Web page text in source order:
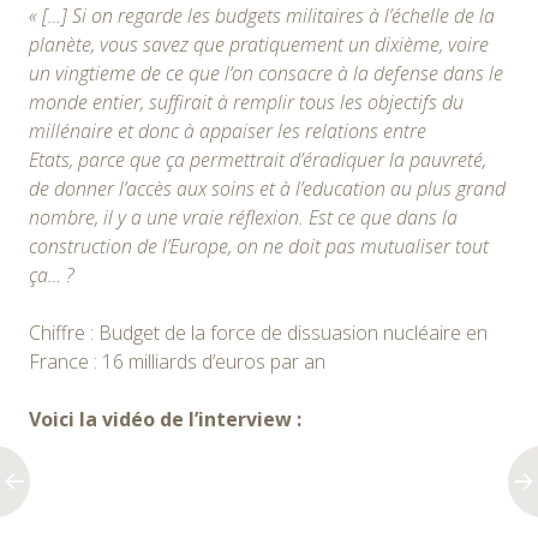
« […] Si on regarde les budgets militaires à l’échelle de la
planète, vous savez que pratiquement un dixième, voire
un vingtieme de ce que l’on consacre à la defense dans le
monde entier, suffirait à remplir tous les objectifs du
millénaire et donc à appaiser les relations entre
Etats, parce que ça permettrait d’éradiquer la pauvreté,
de donner l’accès aux soins et à l’education au plus grand
nombre, il y a une vraie réflexion. Est ce que dans la
construction de l’Europe, on ne doit pas mutualiser tout
ça… ?
Chiffre : Budget de la force de dissuasion nucléaire en
France : 16 milliards d’euros par an
Voici la vidéo de l’interview :